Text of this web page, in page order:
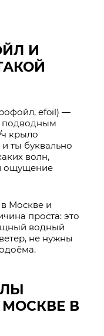
И
efoil) —
подводным
крыло
ты буквально
волн,
ощущение
Москве и
проста: это
водный
не нужны
В